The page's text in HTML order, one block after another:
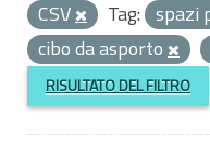
CSV
Tag: spazi
cibo da asporto
RISULTATO DEL FILTRO